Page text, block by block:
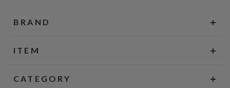
BRAND
ITEM
CATEGORY